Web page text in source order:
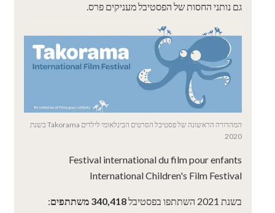
גם נותני החסות של הפסטיבל מעניקים פרס.
המהדורה הראשונה של פסטיבל הסרטים הבינלאומי לילדים Takorama בשנת
2020
Festival international du film pour enfants
International Children's Film Festival
בשנת 2021 השתתפו בפסטיבל 340,418 משתתפים
: